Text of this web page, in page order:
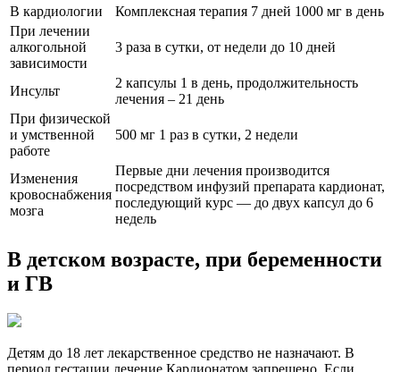
В кардиологии
Комплексная терапия 7 дней 1000 мг в день
При лечении
алкогольной
зависимости
3 раза в сутки, от недели до 10 дней
Инсульт
2 капсулы 1 в день, продолжительность
лечения – 21 день
При физической
и умственной
работе
500 мг 1 раз в сутки, 2 недели
Изменения
кровоснабжения
мозга
Первые дни лечения производится
посредством инфузий препарата кардионат,
последующий курс — до двух капсул до 6
недель
В детском возрасте, при беременности
и ГВ
Детям до 18 лет лекарственное средство не назначают. В